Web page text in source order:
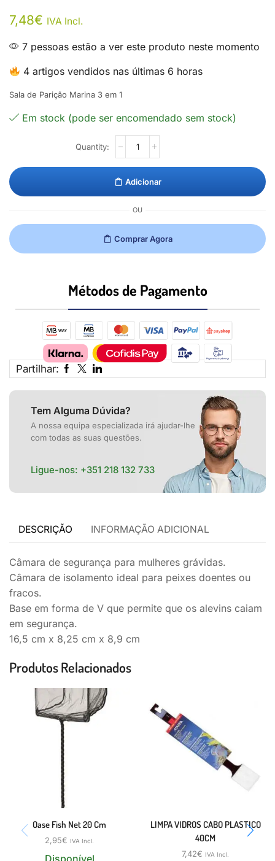
7,48€ IVA Incl.
7 pessoas estão a ver este produto neste momento
4 artigos vendidos nas últimas 6 horas
Sala de Parição Marina 3 em 1
Em stock (pode ser encomendado sem stock)
Adicionar
OU
Comprar Agora
Métodos de Pagamento​
Partilhar:
Tem Alguma Dúvida?
A nossa equipa especializada irá ajudar-lhe
com todas as suas questões.
Ligue-nos: +351 218 132 733
DESCRIÇÃO INFORMAÇÃO ADICIONAL
Câmara de segurança para mulheres grávidas.
Câmara de isolamento ideal para peixes doentes ou
fracos.
Base em forma de V que permite que os alevins caiam
em segurança.
16,5 cm x 8,25 cm x 8,9 cm
Produtos Relacionados
Oase Fish Net 20 Cm
2,95€ IVA Incl.
LIMPA VIDROS CABO PLASTICO
40CM
7,42€ IVA Incl.